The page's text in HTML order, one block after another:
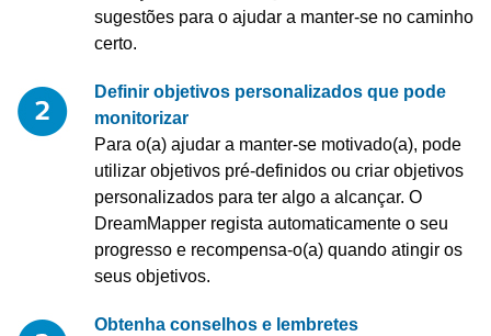
sugestões para o ajudar a manter-se no caminho
certo.
Definir objetivos personalizados que pode
monitorizar
Para o(a) ajudar a manter-se motivado(a), pode
utilizar objetivos pré-definidos ou criar objetivos
personalizados para ter algo a alcançar. O
DreamMapper regista automaticamente o seu
progresso e recompensa-o(a) quando atingir os
seus objetivos.
Obtenha conselhos e lembretes